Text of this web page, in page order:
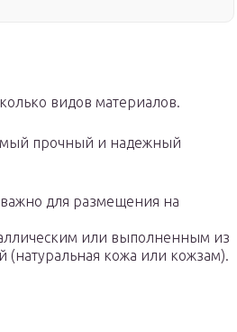
видов материалов.
прочный и надежный
для размещения на
или выполненным из
(натуральная кожа или кожзам).